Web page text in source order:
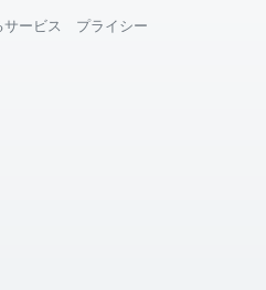
サービス プライシー